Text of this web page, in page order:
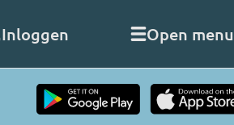
Inloggen Open menu